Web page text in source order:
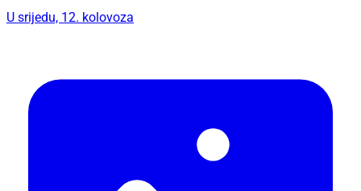
U srijedu, 12. kolovoza